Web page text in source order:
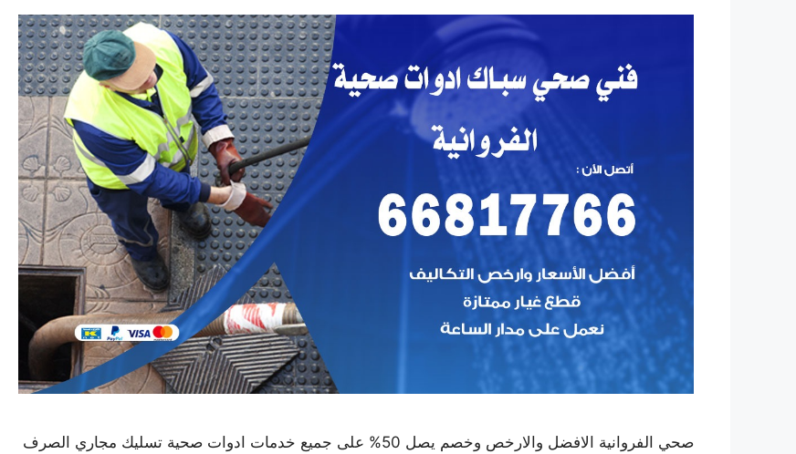
صحي الفروانية الافضل والارخص وخصم يصل 50% على جميع خدمات ادوات صحية تسليك مجاري الصرف